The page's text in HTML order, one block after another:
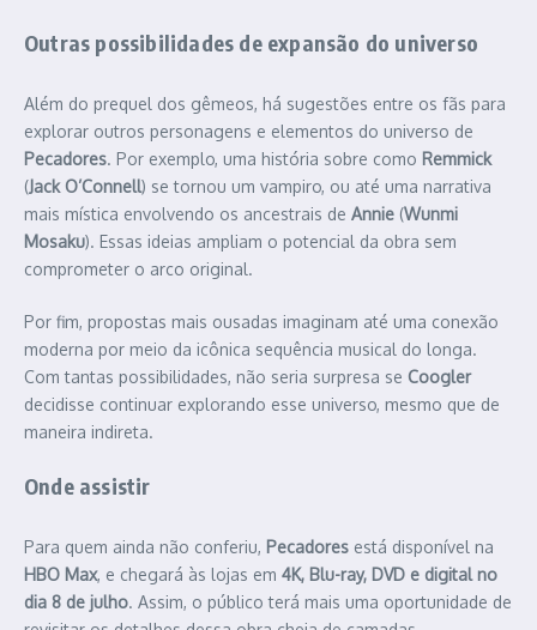
Outras possibilidades de expansão do universo
Além do prequel dos gêmeos, há sugestões entre os fãs para
explorar outros personagens e elementos do universo de
Pecadores. Por exemplo, uma história sobre como Remmick
(Jack O’Connell) se tornou um vampiro, ou até uma narrativa
mais mística envolvendo os ancestrais de Annie (Wunmi
Mosaku). Essas ideias ampliam o potencial da obra sem
comprometer o arco original.
Por fim, propostas mais ousadas imaginam até uma conexão
moderna por meio da icônica sequência musical do longa.
Com tantas possibilidades, não seria surpresa se Coogler
decidisse continuar explorando esse universo, mesmo que de
maneira indireta.
Onde assistir
Para quem ainda não conferiu, Pecadores está disponível na
HBO Max, e chegará às lojas em 4K, Blu-ray, DVD e digital no
dia 8 de julho. Assim, o público terá mais uma oportunidade de